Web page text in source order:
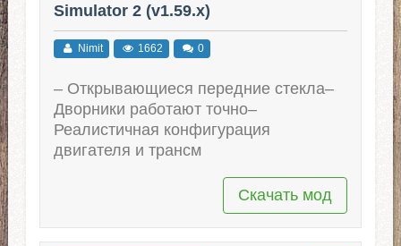
Simulator 2 (v1.59.x)
Nimit 1662 0
– Открывающиеся передние стекла–
Дворники работают точно–
Реалистичная конфигурация
двигателя и трансм
Скачать мод